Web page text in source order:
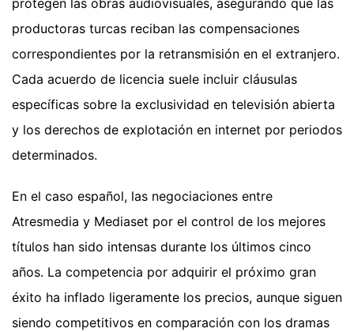
protegen las obras audiovisuales, asegurando que las
productoras turcas reciban las compensaciones
correspondientes por la retransmisión en el extranjero.
Cada acuerdo de licencia suele incluir cláusulas
específicas sobre la exclusividad en televisión abierta
y los derechos de explotación en internet por periodos
determinados.
En el caso español, las negociaciones entre
Atresmedia y Mediaset por el control de los mejores
títulos han sido intensas durante los últimos cinco
años. La competencia por adquirir el próximo gran
éxito ha inflado ligeramente los precios, aunque siguen
siendo competitivos en comparación con los dramas